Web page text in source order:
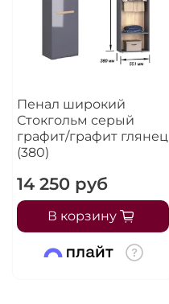
Пенал широкий
Стокгольм серый
графит/графит глянец
(380)
14 250 руб
В корзину